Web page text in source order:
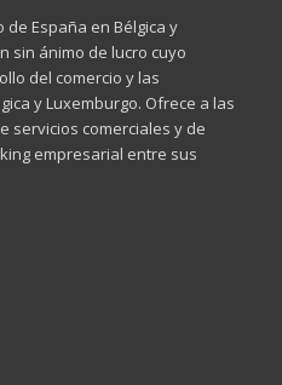
de España en Bélgica y
sin ánimo de lucro cuyo
del comercio y las
y Luxemburgo. Ofrece a las
servicios comerciales y de
empresarial entre sus